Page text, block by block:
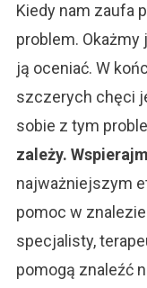
Kiedy nam zaufa
problem.
ją oceniać. W
szczerych chęci
sobie z tym
zależy.
najważniejszym
pomoc w
specjalisty,
pomogą znaleźć